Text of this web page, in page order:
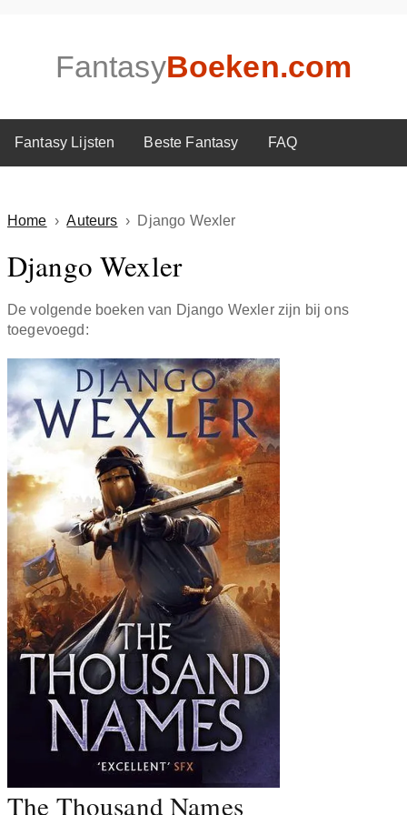
FantasyBoeken.com
Fantasy Lijsten Beste Fantasy FAQ
Home ›Auteurs › Django Wexler
Django Wexler
De volgende boeken van Django Wexler zijn bij ons
toegevoegd:
The Thousand Names